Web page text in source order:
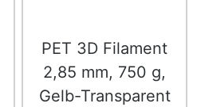
PET 3D Filament
2,85 mm, 750 g,
Gelb-Transparent